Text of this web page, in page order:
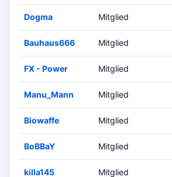
Dogma Mitglied
Bauhaus666 Mitglied
FX - Power Mitglied
Manu_Mann Mitglied
Biowaffe Mitglied
BoBBaY Mitglied
killa145 Mitglied